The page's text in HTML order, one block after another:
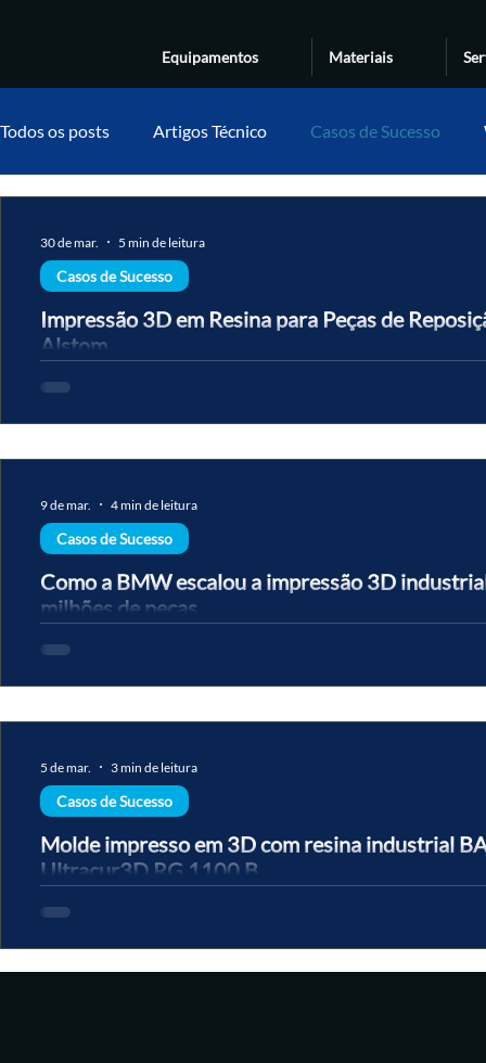
Equipamentos Materiais
Todos os posts Artigos Técnico Casos de Sucesso
Impressão 3D em Resina para Peças de
Alstom
Molde descontinuado, fornecedor fora do mercado, 200 peças
fotopolimerização de resina e LOCTITE 3D 3843 HDT60. O
Casos de Sucesso
30 de mar. 5 min de leitura
Como a BMW escalou a impressão 3D
milhões de peças
A BMW acumula mais de 30 anos de manufatura aditiva. Desde a
componentes, com mais de 300 mil peças impressas apenas em
produção. E o caminho entre os dois pontos tem nome: processo.
manufatura aditiva n
Casos de Sucesso
9 de mar. 4 min de leitura
Molde impresso em 3D com resina industrial
Ultracur3D RG 1100 B
A BASF Polyurethanes, em parceria com a Forward AM,
produção de moldes reduzida de 8 semanas para poucos dias,
uso de material. A Voxel é fornecedora oficial da BASF Forward
Casos de Sucesso
5 de mar. 3 min de leitura